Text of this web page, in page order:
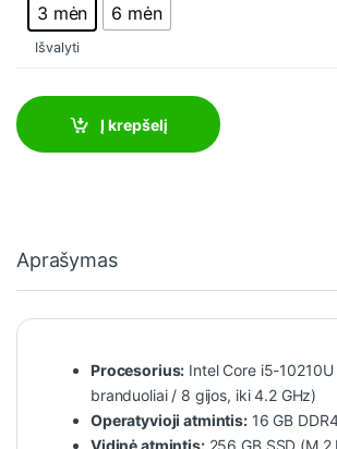
3 mėn 6 mėn
Išvalyti
Į krepšelį
Aprašymas
Procesorius: Intel Core i5-
branduoliai / 8 gijos, iki 4.2 GHz)
Operatyvioji atmintis:16 GB